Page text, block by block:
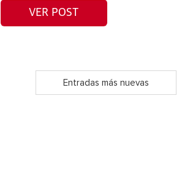
VER POST
Entradas más nuevas